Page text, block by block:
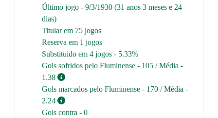
Último jogo - 9/3/1930 (31 anos 3 meses e 24
dias)
Titular em 75 jogos
Reserva em 1 jogos
Substituído em 4 jogos - 5.33%
Gols sofridos pelo Fluminense - 105 / Média -
1.38
Gols marcados pelo Fluminense - 170 / Média -
2.24
Gols contra - 0